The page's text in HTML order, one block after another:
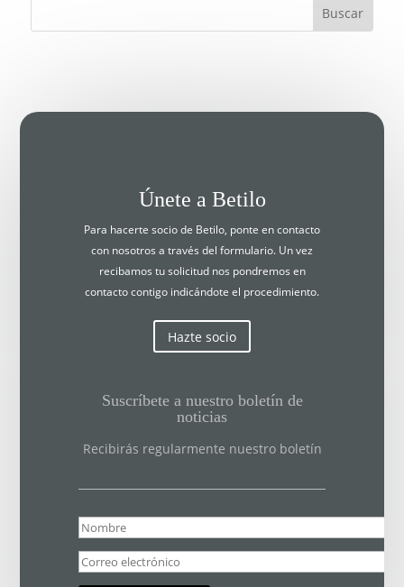
Únete a Betilo
Para hacerte socio de Betilo, ponte en contacto
con nosotros a través del formulario. Un vez
recibamos tu solicitud nos pondremos en
contacto contigo indicándote el procedimiento.
Hazte socio
Suscríbete a nuestro boletín de
noticias
Recibirás regularmente nuestro boletín